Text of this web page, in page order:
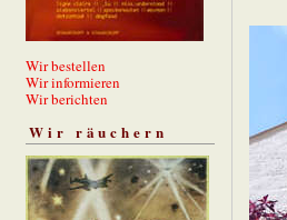
Wir bestellen
Wir informieren
Wir berichten
Wir räuchern